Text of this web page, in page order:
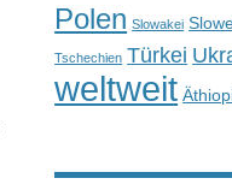
Polen Slowakei
Tschechien Türkei
weltweit